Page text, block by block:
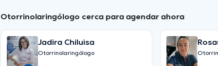
Otorrinolaringólogo cerca para agendar ahora
Jadira Chiluisa
Otorrinolaringólogo